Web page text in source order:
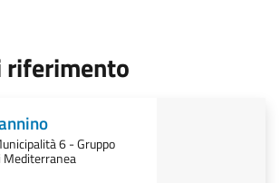
riferimento
6 - Gruppo
Mediterranea